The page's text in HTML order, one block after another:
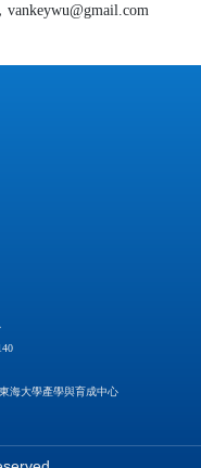
海大學產學與育成中心